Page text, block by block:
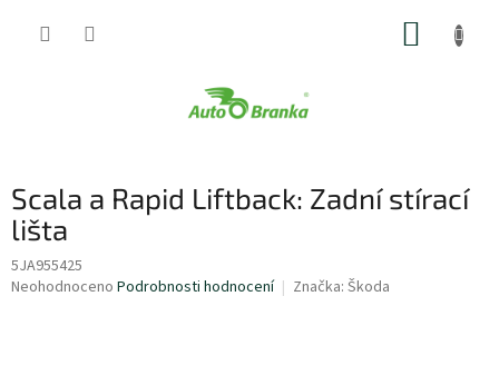
Scala a Rapid Liftback: Zadní stírací
lišta
5JA955425
Průměrné
Neohodnoceno Podrobnosti hodnocení Značka: Škoda